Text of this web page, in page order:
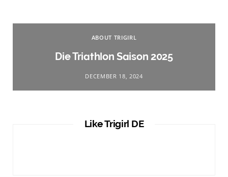
ABOUT TRIGIRL
Die Triathlon Saison 2025
DECEMBER 18, 2024
Like Trigirl DE